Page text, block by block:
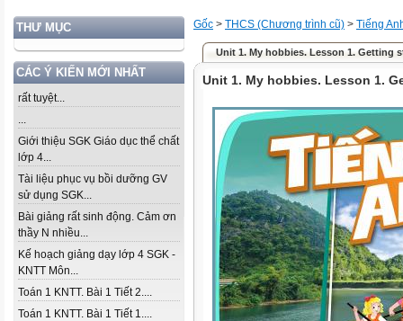
THƯ MỤC
CÁC Ý KIẾN MỚI NHẤT
rất tuyệt...
...
Giới thiệu SGK Giáo dục thể chất
lớp 4...
Tài liệu phục vụ bồi dưỡng GV
sử dụng SGK...
Bài giảng rất sinh động. Cảm ơn
thầy N nhiều...
Kế hoạch giảng dạy lớp 4 SGK -
KNTT Môn...
Toán 1 KNTT. Bài 1 Tiết 2....
Toán 1 KNTT. Bài 1 Tiết 1....
Gốc > THCS (Chương trình cũ) > Tiếng
Unit 1. My hobbies. Lesson 1. Getting
Unit 1. My hobbies. Lesson 1.